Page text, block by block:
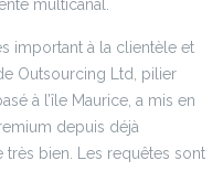
multicanal.
important à la clientèle et
Outsourcing Ltd, pilier
à l’île Maurice, a mis en
depuis déjà
très bien. Les requêtes sont